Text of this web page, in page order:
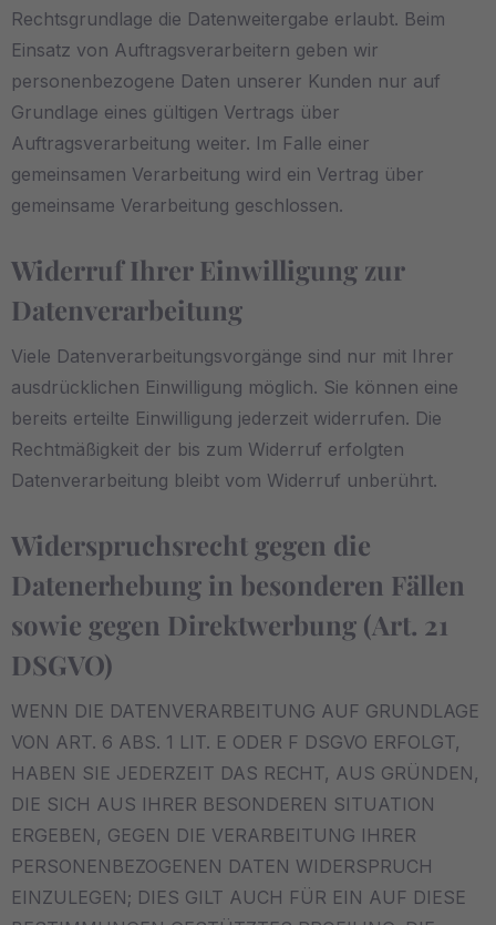
Rechtsgrundlage die Datenweitergabe erlaubt. Beim
Einsatz von Auftragsverarbeitern geben wir
personenbezogene Daten unserer Kunden nur auf
Grundlage eines gültigen Vertrags über
Auftragsverarbeitung weiter. Im Falle einer
gemeinsamen Verarbeitung wird ein Vertrag über
gemeinsame Verarbeitung geschlossen.
Widerruf Ihrer Einwilligung zur
Datenverarbeitung
Viele Datenverarbeitungsvorgänge sind nur mit Ihrer
ausdrücklichen Einwilligung möglich. Sie können eine
bereits erteilte Einwilligung jederzeit widerrufen. Die
Rechtmäßigkeit der bis zum Widerruf erfolgten
Datenverarbeitung bleibt vom Widerruf unberührt.
Widerspruchsrecht gegen die
Datenerhebung in besonderen Fällen
sowie gegen Direktwerbung (Art. 21
DSGVO)
WENN DIE DATENVERARBEITUNG AUF GRUNDLAGE
VON ART. 6 ABS. 1 LIT. E ODER F DSGVO ERFOLGT,
HABEN SIE JEDERZEIT DAS RECHT, AUS GRÜNDEN,
DIE SICH AUS IHRER BESONDEREN SITUATION
ERGEBEN, GEGEN DIE VERARBEITUNG IHRER
PERSONENBEZOGENEN DATEN WIDERSPRUCH
EINZULEGEN; DIES GILT AUCH FÜR EIN AUF DIESE